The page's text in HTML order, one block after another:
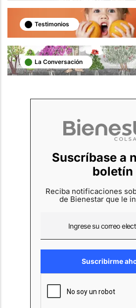
Testimonios
La Conversación
Suscríbase a
boletín
Reciba notificaciones
de Bienestar que le